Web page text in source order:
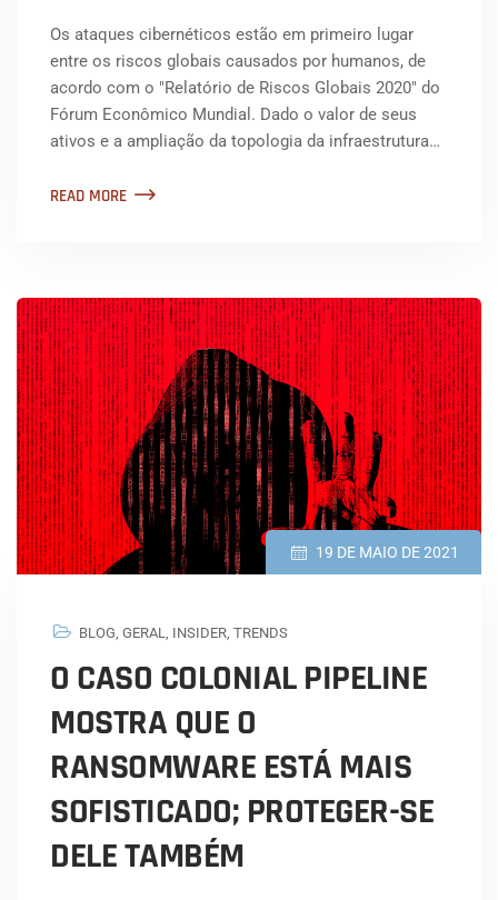
Os ataques cibernéticos estão em primeiro lugar
entre os riscos globais causados por humanos, de
acordo com o "Relatório de Riscos Globais 2020" do
Fórum Econômico Mundial. Dado o valor de seus
ativos e a ampliação da topologia da infraestrutura…
READ MORE
19 DE MAIO DE 2021
BLOG GERAL INSIDER TRENDS
O CASO COLONIAL PIPELINE
MOSTRA QUE O
RANSOMWARE ESTÁ MAIS
SOFISTICADO; PROTEGER-SE
DELE TAMBÉM